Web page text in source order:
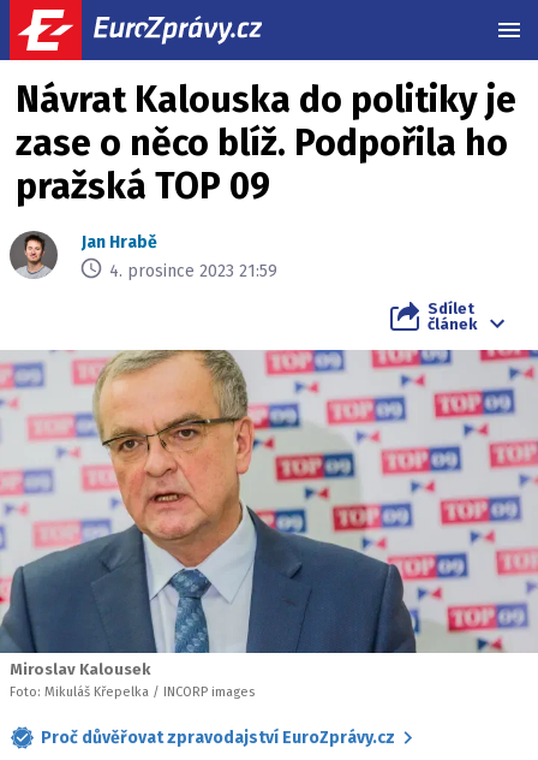
Návrat Kalouska do politiky je
zase o něco blíž. Podpořila ho
pražská TOP 09
Jan Hrabě
4. prosince 2023 21:59
Sdílet
článek
Miroslav Kalousek
Foto: Mikuláš Křepelka / INCORP images
Proč důvěřovat zpravodajství EuroZprávy.cz